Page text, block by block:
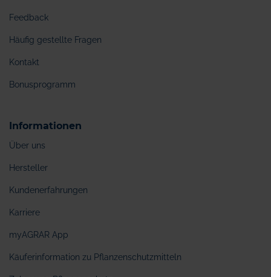
Feedback
Häufig gestellte Fragen
Kontakt
Bonusprogramm
Informationen
Über uns
Hersteller
Kundenerfahrungen
Karriere
myAGRAR App
Käuferinformation zu Pflanzenschutzmitteln